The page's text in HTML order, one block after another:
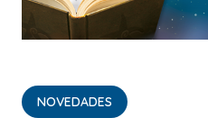
NOVEDADES